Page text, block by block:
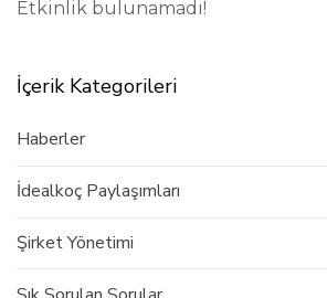
Etkinlik bulunamadı!
İçerik Kategorileri
Haberler
İdealkoç Paylaşımları
Şirket Yönetimi